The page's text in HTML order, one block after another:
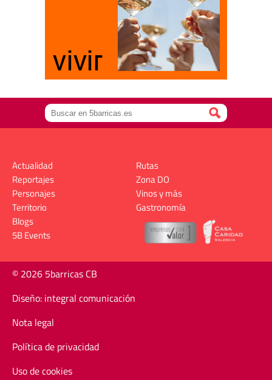
Actualidad
Reportajes
Personajes
Territorio
Rutas
Zona DO
Vinos y más
Gastronomía
Blogs
5B Events
© 2026 5barricas CB
Diseño: integral comunicación
Nota legal
Política de privacidad
Uso de cookies